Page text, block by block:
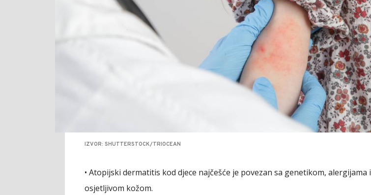
IZVOR: SHUTTERSTOCK/TRIOCEAN
• Atopijski dermatitis kod djece najčešće je povezan sa genetikom, alergijama i
osjetljivom kožom.